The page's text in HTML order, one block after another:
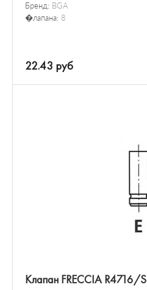
Бренд: BGA
�лапана: 8
22.43 руб
Клапан FRECCIA R4716/S